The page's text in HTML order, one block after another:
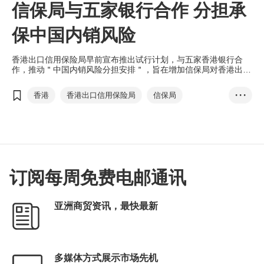
信保局与五家银行合作 分担承
保中国内销风险
香港出口信用保险局早前宣布推出试行计划，与五家香港银行合
作，推动＂中国内销风险分担安排＂，旨在增加信保局对香港出口
香港 香港出口信用保险局
信保局
双循环
信用保险 出口贷款
• • •
订阅每周免费电邮通讯
亚洲商贸资讯，最快最新
多媒体方式展示市场先机